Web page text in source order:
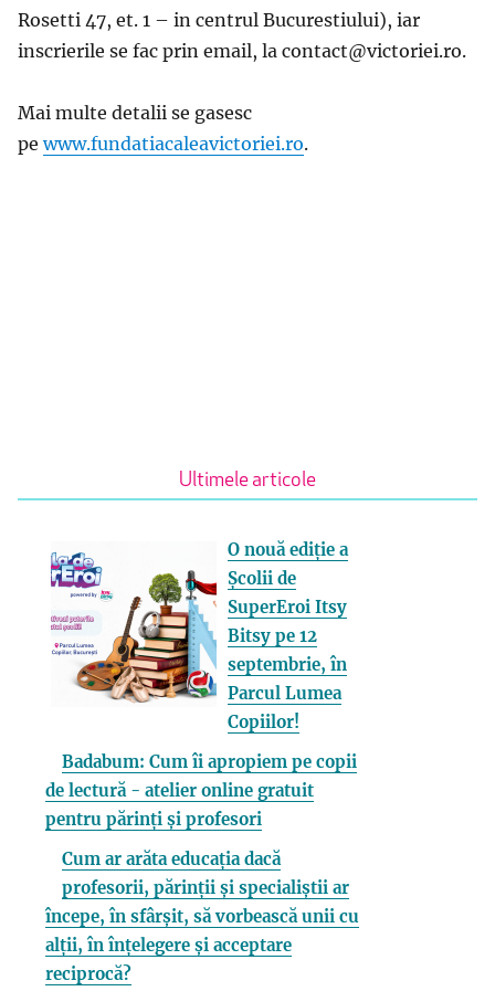
Rosetti 47, et. 1 – in centrul Bucurestiului), iar
inscrierile se fac prin email, la contact@victoriei.ro.
Mai multe detalii se gasesc
pewww.fundatiacaleavictoriei.ro.
Ultimele articole
O nouă ediție a
Școlii de
SuperEroi Itsy
Bitsy pe 12
septembrie, în
Parcul Lumea
Copiilor!
Badabum: Cum îi apropiem pe copii
de lectură - atelier online gratuit
pentru părinți și profesori
Cum ar arăta educația dacă
profesorii, părinții și specialiștii ar
începe, în sfârșit, să vorbească unii cu
alții, în înțelegere și acceptare
reciprocă?